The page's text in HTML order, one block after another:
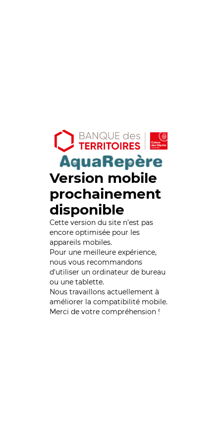
Version mobile
prochainement
disponible
Cette version du site n’est pas
encore optimisée pour les
appareils mobiles.
Pour une meilleure expérience,
nous vous recommandons
d'utiliser un ordinateur de bureau
ou une tablette.
Nous travaillons actuellement à
améliorer la compatibilité mobile.
Merci de votre compréhension !